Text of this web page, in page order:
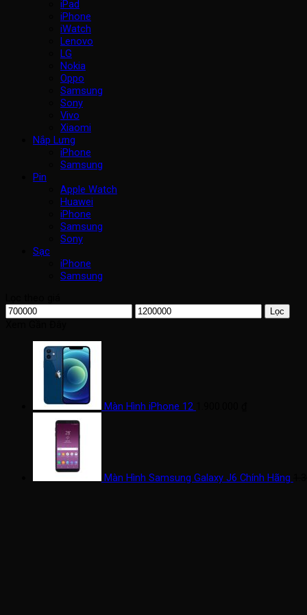
iPad
iPhone
iWatch
Lenovo
LG
Nokia
Oppo
Samsung
Sony
Vivo
Xiaomi
Nắp Lưng
iPhone
Samsung
Pin
Apple Watch
Huawei
iPhone
Samsung
Sony
Sạc
iPhone
Samsung
Giá
tối
Giá
tối
Lọc
Màn Hình iPhone 12
Màn Hình Samsung Galaxy J6 Chính Hãng